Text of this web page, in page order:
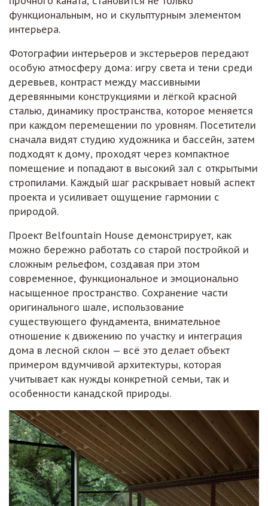
функциональным, но и скульптурным элементом
интерьера.
Фотографии интерьеров и экстерьеров передают
особую атмосферу дома: игру света и тени среди
деревьев, контраст между массивными
деревянными конструкциями и лёгкой красной
сталью, динамику пространства, которое меняется
при каждом перемещении по уровням. Посетители
сначала видят студию художника и бассейн, затем
подходят к дому, проходят через компактное
помещение и попадают в высокий зал с открытыми
стропилами. Каждый шаг раскрывает новый аспект
проекта и усиливает ощущение гармонии с
природой.
Проект Belfountain House демонстрирует, как
можно бережно работать со старой постройкой и
сложным рельефом, создавая при этом
современное, функциональное и эмоционально
насыщенное пространство. Сохранение части
оригинального шале, использование
существующего фундамента, внимательное
отношение к движению по участку и интеграция
дома в лесной склон — всё это делает объект
примером вдумчивой архитектуры, которая
учитывает как нужды конкретной семьи, так и
особенности канадской природы.